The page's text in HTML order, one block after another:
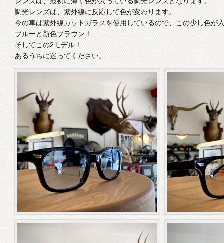
調光レンズは、紫外線に反応して色が変わります。
今の車は紫外線カットガラスを使用しているので、この少し色が
ブルーと新色ブラウン！
そしてこの2モデル！
あるうちに迷ってください。